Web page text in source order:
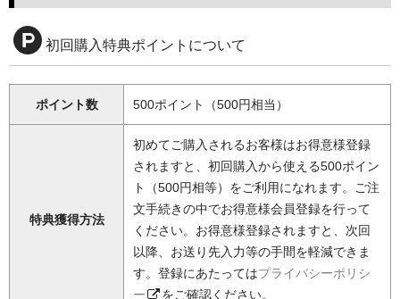
初回購入特典ポイントについて
ポイント数 500ポイント（500円相当）
特典獲得方法
初めてご購入されるお客様はお得意様登録
されますと、初回購入から使える500ポイン
ト（500円相等）をご利用になれます。ご注
文手続きの中でお得意様会員登録を行って
ください。お得意様登録されますと、次回
以降、お送り先入力等の手間を軽減できま
す。登録にあたってはプライバシーポリシ
ー
をご確認ください。